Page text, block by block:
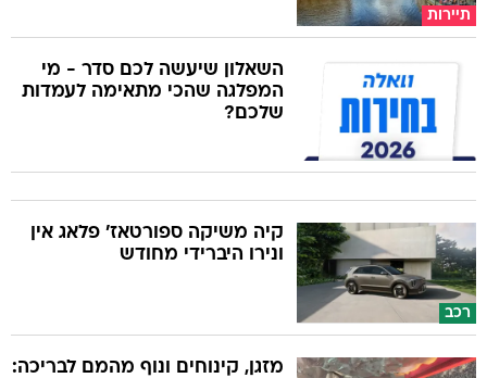
תיירות
השאלון שיעשה לכם סדר - מי
המפלגה שהכי מתאימה לעמדות
שלכם?
רכב
קיה משיקה ספורטאז' פלאג אין
ונירו היברידי מחודש
מזגן, קינוחים ונוף מהמם לבריכה: